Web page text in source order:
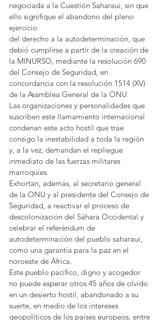
negociada a la Cuestión Saharaui, sin que
ello signifique el abandono del pleno
ejercicio
del derecho a la autodeterminación, que
debió cumplirse a partir de la creación de
la MINURSO, mediante la resolución 690
del Consejo de Seguridad, en
concordancia con la resolución 1514 (XV)
de la Asamblea General de la ONU.
Las organizaciones y personalidades que
suscriben este llamamiento internacional
condenan este acto hostil que trae
consigo la inestabilidad a toda la región
y, a la vez, demandan el repliegue
inmediato de las fuerzas militares
marroquíes.
Exhortan, además, al secretario general
de la ONU y al presidente del Consejo de
Seguridad, a reactivar el proceso de
descolonización del Sáhara Occidental y
celebrar el referéndum de
autodeterminación del pueblo saharaui,
como una garantía para la paz en el
noroeste de África.
Este pueblo pacífico, digno y acogedor
no puede esperar otros 45 años de olvido
en un desierto hostil, abandonado a su
suerte, en medio de los intereses
geopolíticos de los países europeos, entre